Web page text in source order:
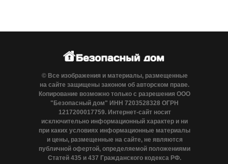
© Все изображения и материалы, размещенные
на сайте защищены законом об авторском праве.
Копирование возможно только с разрешения ООО
"Безопасный дом" ИНН 7203528328 ОГРН
1217200017759. Интернет-сайт носит
исключительно информационный характер и ни
при каких условиях информационные материалы
и цены, размещенные на сайте, не являются
публичной офертой, определяемой положениями
Статей 435 и 437 Гражданского кодекса РФ.